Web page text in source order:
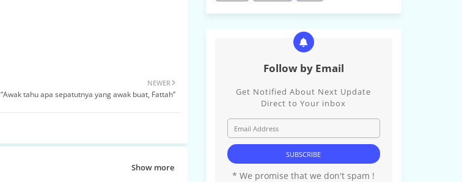
NEWER
“Awak tahu apa sepatutnya yang awak buat, Fattah”
Show more
Follow by Email
Get Notified About Next Update
Direct to Your inbox
* We promise that we don't spam !